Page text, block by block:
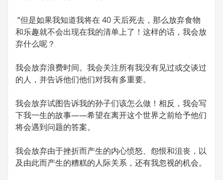
“但是如果我知道我将在 40 天后死去，那么放弃食物
和乐趣就不会出现在我的清单上了！这样的话，我会放
弃什么呢？
我会放弃浪费时间。我会关注所有我没有见过或交谈过
的人，并告诉他们他们对我有多重要。
我会放弃试图告诉我的孙子们该怎么做！相反，我会写
下我一生的故事——希望在离开这个世界之前给予他们
将会遇到问题的答案。
我会放弃由于挫折而产生的内心愤怒、怨恨和沮丧，以
及由此而产生的糟糕的人际关系，还有我忽视的机会。